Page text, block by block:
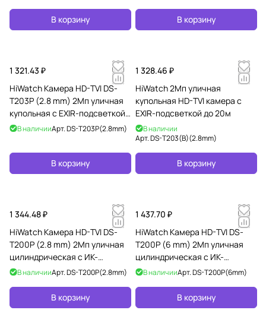
В корзину В корзину
1 321.43 ₽
HiWatch Камера HD-TVI DS-
T203P (2.8 mm) 2Мп уличная
купольная с EXIR-подсветкой
до 40м и технологией PoC
В наличииАрт.DS-T203P(2.8mm)
В корзину
1 328.46 ₽
HiWatch 2Мп уличная
купольная HD-TVI камера с
EXIR-подсветкой до 20м
В наличии
Арт.DS-T203(B)(2.8mm)
В корзину
1 344.48 ₽
HiWatch Камера HD-TVI DS-
T200P (2.8 mm) 2Мп уличная
цилиндрическая с ИК-
подсветкой до 20м и
В наличииАрт.DS-T200P(2.8mm)
В корзину
1 437.70 ₽
HiWatch Камера HD-TVI DS-
T200P (6 mm) 2Мп уличная
цилиндрическая с ИК-
подсветкой до 20м и
В наличииАрт.DS-T200P(6mm)
В корзину